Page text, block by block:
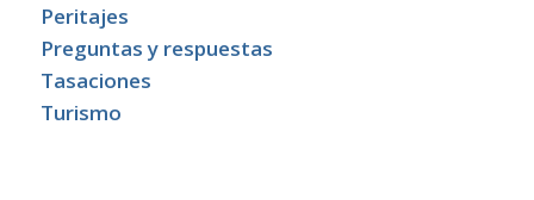
Peritajes
Preguntas y respuestas
Tasaciones
Turismo